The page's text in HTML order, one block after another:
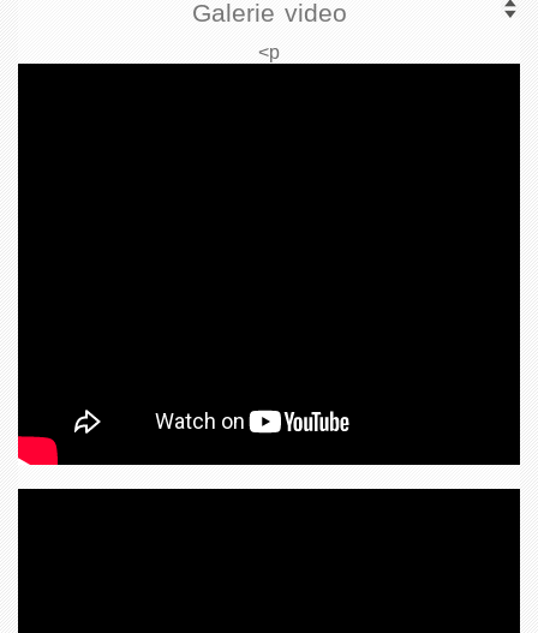
Galerie video
<p